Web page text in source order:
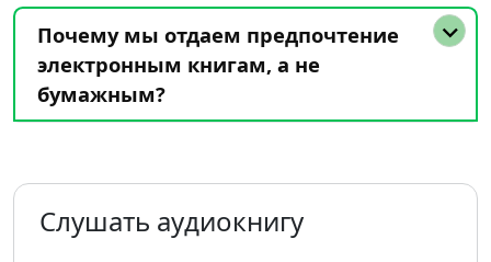
Почему мы отдаем предпочтение
электронным книгам, а не
бумажным?
Слушать аудиокнигу